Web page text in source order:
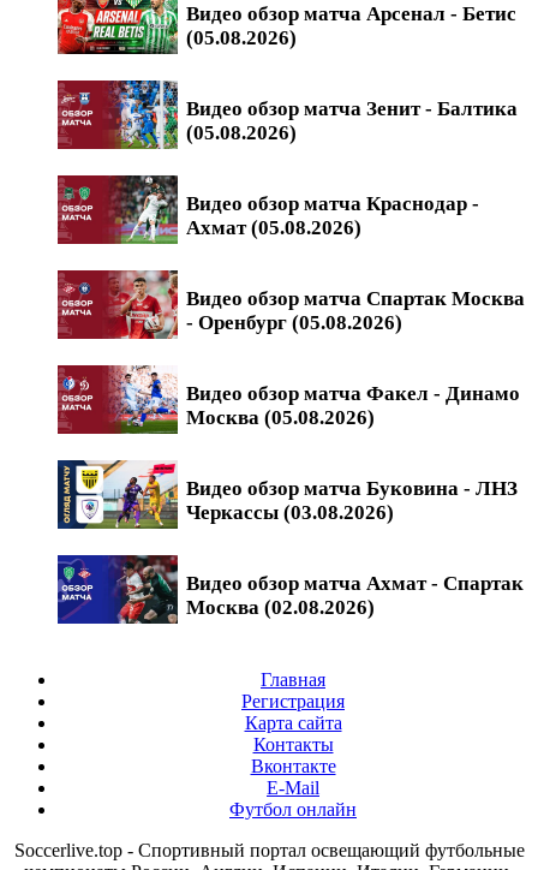
Видео обзор матча Арсенал - Бетис
(05.08.2026)
Видео обзор матча Зенит - Балтика
(05.08.2026)
Видео обзор матча Краснодар -
Ахмат (05.08.2026)
Видео обзор матча Спартак Москва
- Оренбург (05.08.2026)
Видео обзор матча Факел - Динамо
Москва (05.08.2026)
Видео обзор матча Буковина - ЛНЗ
Черкассы (03.08.2026)
Видео обзор матча Ахмат - Спартак
Москва (02.08.2026)
Главная
Регистрация
Карта сайта
Контакты
Вконтакте
E-Mail
Футбол онлайн
Soccerlive.top - Спортивный портал освещающий футбольные